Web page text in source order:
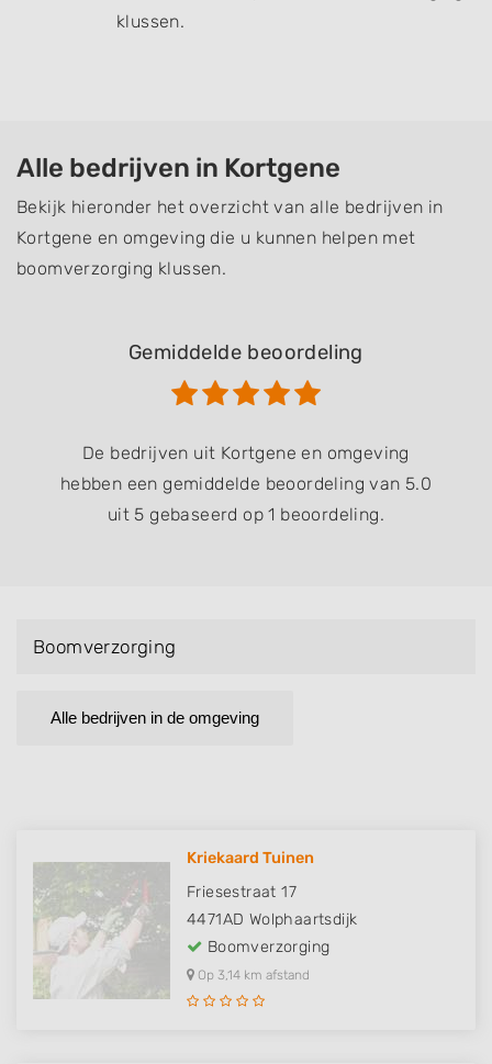
klussen.
Alle bedrijven in Kortgene
Bekijk hieronder het overzicht van alle bedrijven in
Kortgene en omgeving die u kunnen helpen met
boomverzorging klussen.
Gemiddelde beoordeling
De bedrijven uit Kortgene en omgeving
hebben een gemiddelde beoordeling van 5.0
uit 5 gebaseerd op 1 beoordeling.
Boomverzorging
Alle bedrijven in de omgeving
Kriekaard Tuinen
Friesestraat 17
4471AD Wolphaartsdijk
Boomverzorging
Op 3,14 km afstand